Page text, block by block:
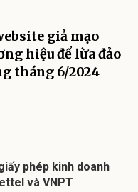
giả mạo
hiệu để lừa đảo
tháng 6/2024
phép kinh doanh
và VNPT